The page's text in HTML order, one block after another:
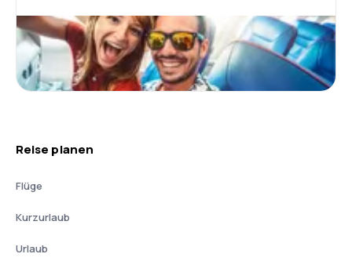
Reise planen
Flüge
Kurzurlaub
Urlaub